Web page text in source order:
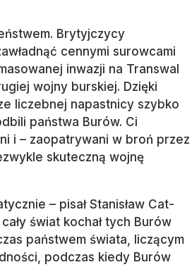
Brytyjczycy
cennymi surowcami
inwazji na Transwal
wojny burskiej. Dzięki
liczebnej napastnicy szybko
państwa Burów. Ci
i – zaopatrywani w broń przez
skuteczną wojnę
– pisał Stanisław Cat-
świat kochał tych Burów
państwem świata, liczącym
podczas kiedy Burów